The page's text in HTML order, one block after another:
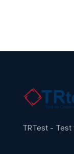
TRTest - Test